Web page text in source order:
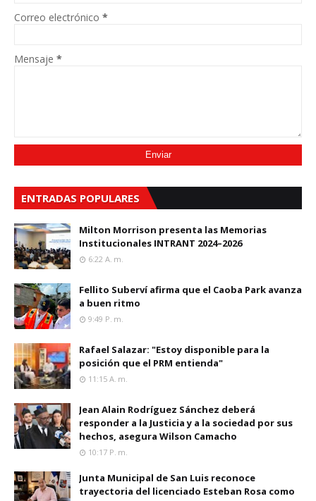
Correo electrónico *
Mensaje *
ENTRADAS POPULARES
Milton Morrison presenta las Memorias
Institucionales INTRANT 2024–2026
6:22 A. M.
Fellito Suberví afirma que el Caoba Park avanza
a buen ritmo
9:49 P. M.
Rafael Salazar: "Estoy disponible para la
posición que el PRM entienda"
11:15 A. M.
Jean Alain Rodríguez Sánchez deberá
responder a la Justicia y a la sociedad por sus
hechos, asegura Wilson Camacho
10:17 P. M.
Junta Municipal de San Luis reconoce
trayectoria del licenciado Esteban Rosa como